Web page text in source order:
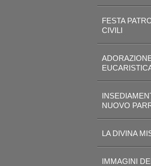
FESTA
CIVILI
NUOVO
LA DIVINA
IMMAGINI